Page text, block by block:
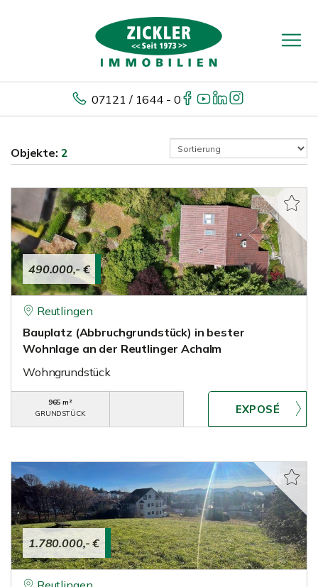
07121 / 1644 - 0
Objekte: 2
490.000,- €
Reutlingen
Bauplatz (Abbruchgrundstück) in bester
Wohnlage an der Reutlinger Achalm
Wohngrundstück
965 m²
GRUNDSTÜCK
1.780.000,- €